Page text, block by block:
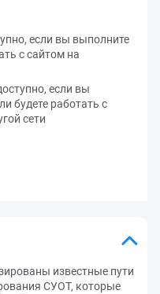
если вы выполните
с сайтом на
если вы
будете работать с
сети
известные пути
СУОТ, которые